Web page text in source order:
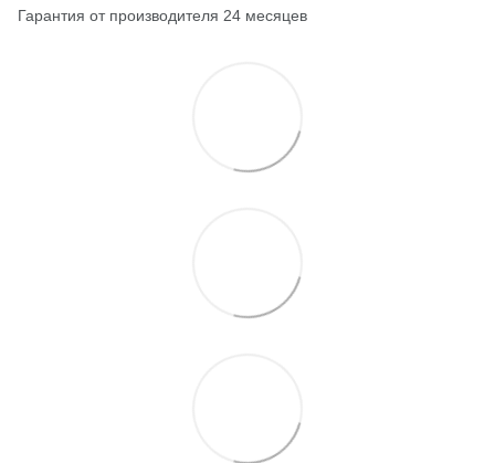
Гарантия от производителя 24 месяцев